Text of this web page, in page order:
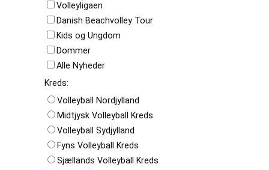
Volleyligaen
Danish Beachvolley Tour
Kids og Ungdom
Dommer
Alle Nyheder
Kreds:
Volleyball Nordjylland
Midtjysk Volleyball Kreds
Volleyball Sydjylland
Fyns Volleyball Kreds
Sjællands Volleyball Kreds